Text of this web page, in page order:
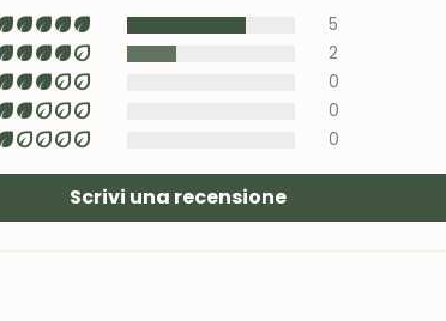
5
2
0
0
0
Scrivi una recensione